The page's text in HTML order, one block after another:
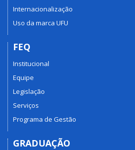
Internacionalização
Uso da marca UFU
FEQ
Institucional
Equipe
Legislação
Serviços
Programa de Gestão
GRADUAÇÃO